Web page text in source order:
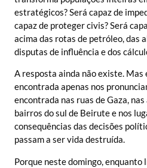
estratégicos? Será capaz de
capaz de proteger civis? Será
acima das rotas de petróleo, das
disputas de influência e dos
A resposta ainda não existe.
encontrada apenas nos
encontrada nas ruas de Gaza,
bairros do sul de Beirute e nos
consequências das decisões
passam a ser vida destruída.
Porque neste domingo,